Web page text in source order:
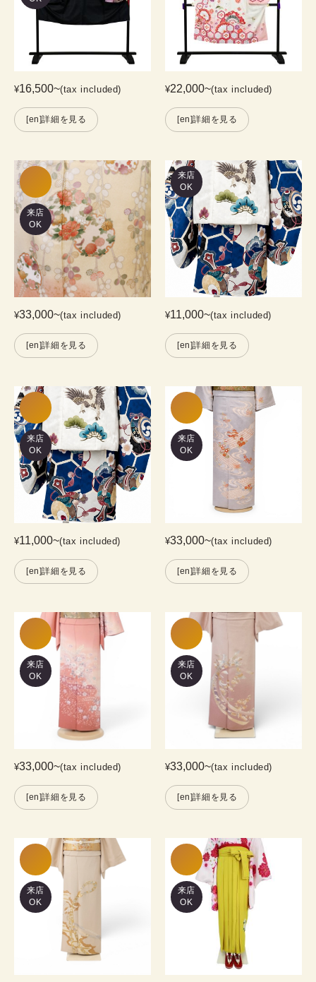
¥16,500~(tax included)
[en]詳細を見る
¥22,000~(tax included)
[en]詳細を見る
来店
OK
¥33,000~(tax included)
[en]詳細を見る
来店
OK
¥11,000~(tax included)
[en]詳細を見る
来店
OK
¥11,000~(tax included)
[en]詳細を見る
来店
OK
¥33,000~(tax included)
[en]詳細を見る
来店
OK
¥33,000~(tax included)
[en]詳細を見る
来店
OK
¥33,000~(tax included)
[en]詳細を見る
来店
OK
来店
OK